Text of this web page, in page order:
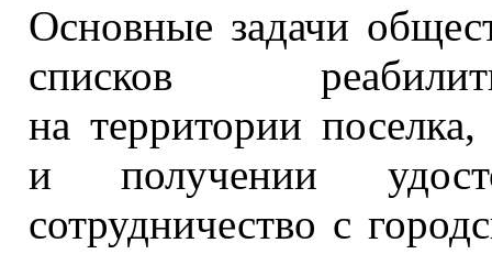
Основные задачи
списков
на территории
и получении
сотрудничество с